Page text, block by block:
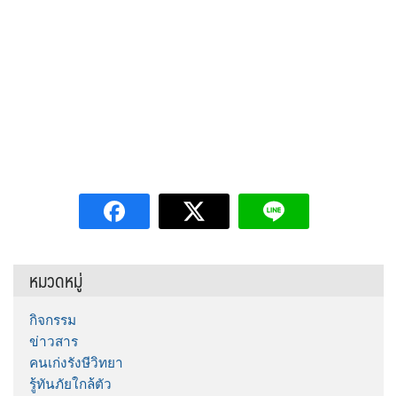
หมวดหมู่
กิจกรรม
ข่าวสาร
คนเก่งรังษีวิทยา
รู้ทันภัยใกล้ตัว